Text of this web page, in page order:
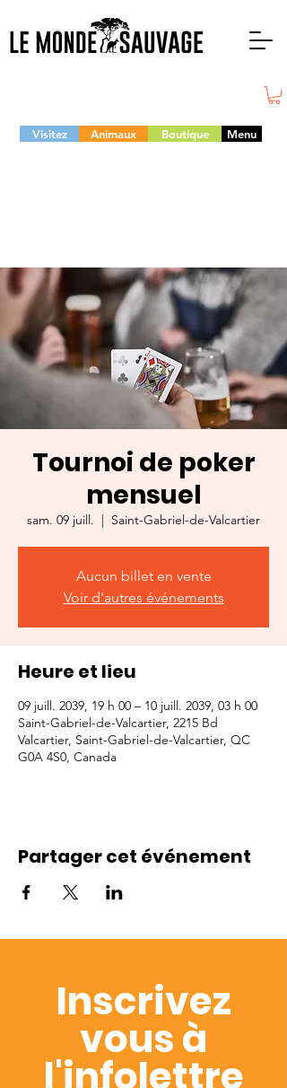
Visitez Animaux Boutique Menu
Tournoi de poker
mensuel
sam. 09 juill.
  |
Saint-Gabriel-de-Valcartier
Aucun billet en vente
Voir d'autres événements
Heure et lieu
09 juill. 2039, 19 h 00 – 10 juill. 2039, 03 h 00
Saint-Gabriel-de-Valcartier, 2215 Bd
Valcartier, Saint-Gabriel-de-Valcartier, QC
G0A 4S0, Canada
Partager cet événement
Inscrivez
vous à
l'infolettre